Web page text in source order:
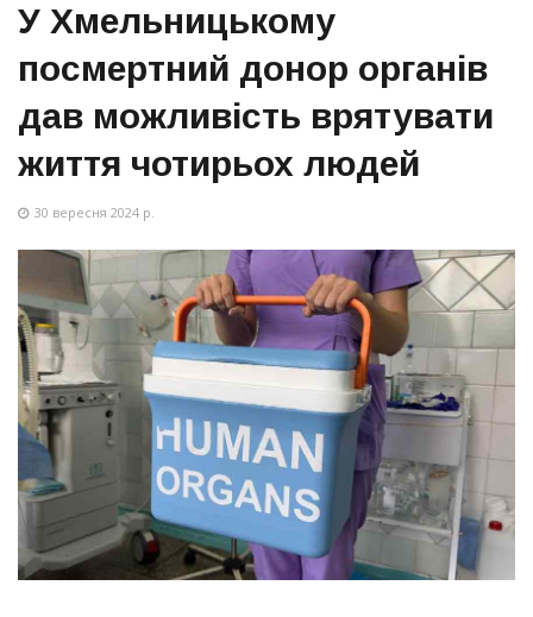
У Хмельницькому
посмертний донор органів
дав можливість врятувати
життя чотирьох людей
30 вересня 2024 р.